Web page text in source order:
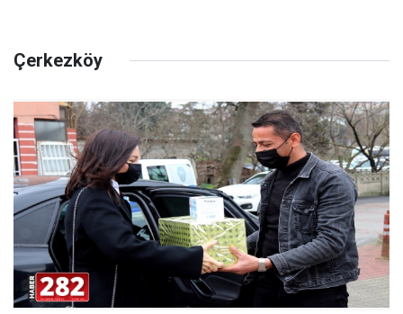
Çerkezköy